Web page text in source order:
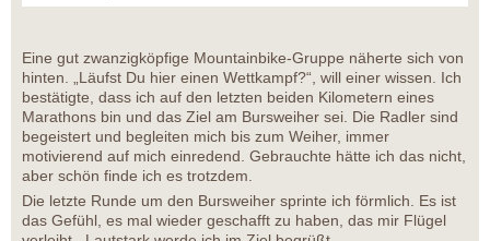
Eine gut zwanzigköpfige Mountainbike-Gruppe näherte sich von
hinten. „Läufst Du hier einen Wettkampf?“, will einer wissen. Ich
bestätigte, dass ich auf den letzten beiden Kilometern eines
Marathons bin und das Ziel am Bursweiher sei. Die Radler sind
begeistert und begleiten mich bis zum Weiher, immer
motivierend auf mich einredend. Gebrauchte hätte ich das nicht,
aber schön finde ich es trotzdem.
Die letzte Runde um den Bursweiher sprinte ich förmlich. Es ist
das Gefühl, es mal wieder geschafft zu haben, das mir Flügel